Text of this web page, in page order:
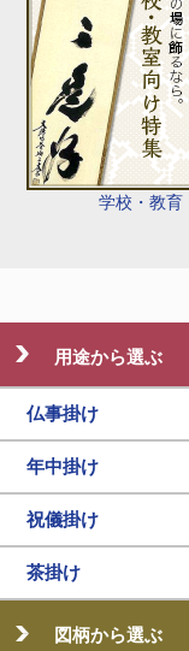
学校・教育
用途から選ぶ
仏事掛け
年中掛け
祝儀掛け
茶掛け
図柄から選ぶ